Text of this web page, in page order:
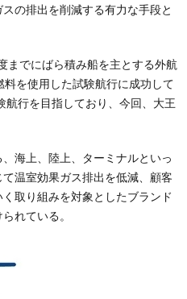
の排出を削減する有力な手段と
までにばら積み船を主とする外航
を使用した試験航行に成功して
行を目指しており、今回、大王
海上、陸上、ターミナルといっ
温室効果ガス排出を低減、顧客
取り組みを対象としたブランド
れている。